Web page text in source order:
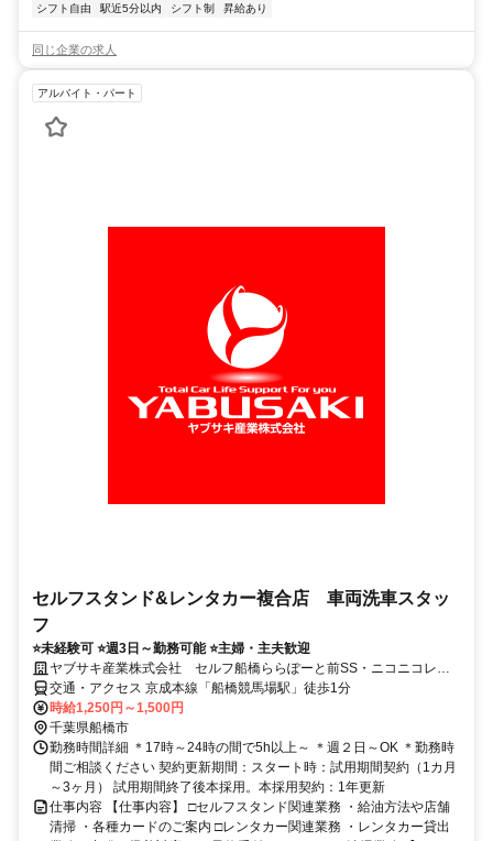
圏内の立地がほとんどです。 ※一部郊外の店舗もあります。 ※詳し
くはお気軽にお問合せください。
シフト自由 駅近5分以内 シフト制 昇給あり
同じ企業の求人
アルバイト・パート
セルフスタンド&レンタカー複合店 車両洗車スタッ
フ
⭐未経験可 ⭐週3日～勤務可能 ⭐主婦・主夫歓迎
ヤブサキ産業株式会社 セルフ船橋ららぽーと前SS・ニコニコレン
タカー船橋競馬場駅前店
交通・アクセス 京成本線「船橋競馬場駅」徒歩1分
時給1,250円～1,500円
千葉県船橋市
勤務時間詳細 ＊17時～24時の間で5h以上～ ＊週２日～OK ＊勤務時
間ご相談ください 契約更新期間：スタート時：試用期間契約（1カ月
～3ヶ月） 試用期間終了後本採用。本採用契約：1年更新
仕事内容 【仕事内容】 □セルフスタンド関連業務 ・給油方法や店舗
清掃 ・各種カードのご案内 □レンタカー関連業務 ・レンタカー貸出